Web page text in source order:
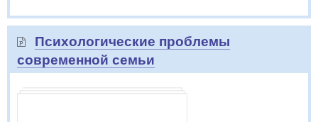
Психологические проблемы
современной семьи